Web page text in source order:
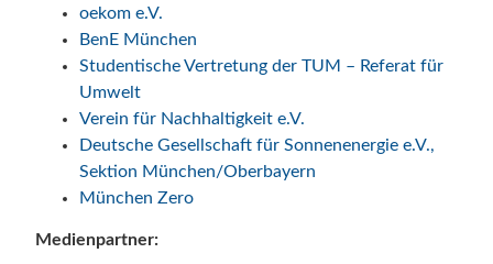
oekom e.V.
BenE München
Studentische Vertretung der TUM – Referat für
Umwelt
Verein für Nachhaltigkeit e.V.
Deutsche Gesellschaft für Sonnenenergie e.V.,
Sektion München/Oberbayern
München Zero
Medienpartner: